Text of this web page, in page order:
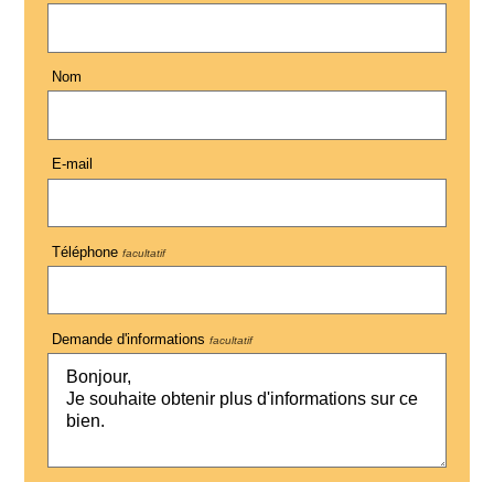
Nom
E-mail
Téléphone facultatif
Demande d'informations facultatif